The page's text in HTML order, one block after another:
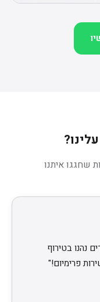
שחגגו איתנו
נהנו בטירוף
פרימיום!"